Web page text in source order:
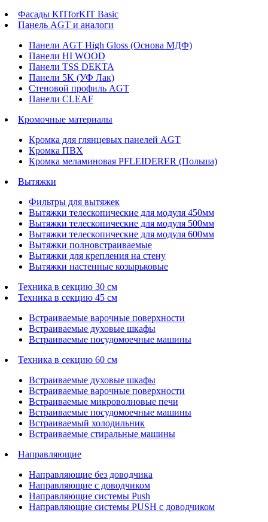
Фасады KITforKIT Basic
Панель AGT и аналоги
Панели AGT High Gloss (Основа МДФ)
Панели HI WOOD
Панели TSS DEKTA
Панели 5K (УФ Лак)
Стеновой профиль AGT
Панели CLEAF
Кромочные материалы
Кромка для глянцевых панелей AGT
Кромка ПВХ
Кромка меламиновая PFLEIDERER (Польша)
Вытяжки
Фильтры для вытяжек
Вытяжки телескопические для модуля 450мм
Вытяжки телескопические для модуля 500мм
Вытяжки телескопические для модуля 600мм
Вытяжки полновстраиваемые
Вытяжки для крепления на стену
Вытяжки настенные козырьковые
Техника в секцию 30 см
Техника в секцию 45 см
Встраиваемые варочные поверхности
Встраиваемые духовые шкафы
Встраиваемые посудомоечные машины
Техника в секцию 60 см
Встраиваемые духовые шкафы
Встраиваемые варочные поверхности
Встраиваемые микроволновые печи
Встраиваемые посудомоечные машины
Встраиваемый холодильник
Встраиваемые стиральные машины
Направляющие
Направляющие без доводчика
Направляющие с доводчиком
Направляющие системы Push
Направляющие системы PUSH с доводчиком